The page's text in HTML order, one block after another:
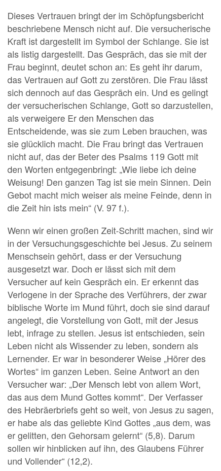
Dieses Vertrauen bringt der im Schöpfungsbericht
beschriebene Mensch nicht auf. Die versucherische
Kraft ist dargestellt im Symbol der Schlange. Sie ist
als listig dargestellt. Das Gespräch, das sie mit der
Frau beginnt, deutet schon an: Es geht ihr darum,
das Vertrauen auf Gott zu zerstören. Die Frau lässt
sich dennoch auf das Gespräch ein. Und es gelingt
der versucherischen Schlange, Gott so darzustellen,
als verweigere Er den Menschen das
Entscheidende, was sie zum Leben brauchen, was
sie glücklich macht. Die Frau bringt das Vertrauen
nicht auf, das der Beter des Psalms 119 Gott mit
den Worten entgegenbringt: „Wie liebe ich deine
Weisung! Den ganzen Tag ist sie mein Sinnen. Dein
Gebot macht mich weiser als meine Feinde, denn in
die Zeit hin ists mein“ (V. 97 f.).
Wenn wir einen großen Zeit-Schritt machen, sind wir
in der Versuchungsgeschichte bei Jesus. Zu seinem
Menschsein gehört, dass er der Versuchung
ausgesetzt war. Doch er lässt sich mit dem
Versucher auf kein Gespräch ein. Er erkennt das
Verlogene in der Sprache des Verführers, der zwar
biblische Worte im Mund führt, doch sie sind darauf
angelegt, die Vorstellung von Gott, mit der Jesus
lebt, infrage zu stellen. Jesus ist entschieden, sein
Leben nicht als Wissender zu leben, sondern als
Lernender. Er war in besonderer Weise „Hörer des
Wortes“ im ganzen Leben. Seine Antwort an den
Versucher war: „Der Mensch lebt von allem Wort,
das aus dem Mund Gottes kommt“. Der Verfasser
des Hebräerbriefs geht so weit, von Jesus zu sagen,
er habe als das geliebte Kind Gottes „aus dem, was
er gelitten, den Gehorsam gelernt“ (5,8). Darum
sollen wir hinblicken auf ihn, des Glaubens Führer
und Vollender“ (12,2).